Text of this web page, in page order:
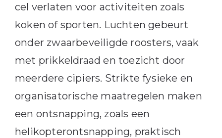
cel verlaten voor activiteiten zoals
koken of sporten. Luchten gebeurt
onder zwaarbeveiligde roosters, vaak
met prikkeldraad en toezicht door
meerdere cipiers. Strikte fysieke en
organisatorische maatregelen maken
een ontsnapping, zoals een
helikopterontsnapping, praktisch